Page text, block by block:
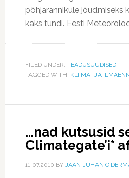
põhjarannikule jõudmiseks
kaks tundi. Eesti
FILED UNDER: TEADUSUUDISED
TAGGED WITH: KLIIMA- JA
…nad kutsusid
Climategate’i*
11.07.2010 BY JAAN-JUHAN